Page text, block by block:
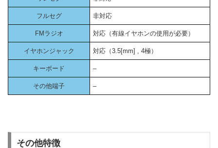
フルセグ 非対応
FMラジオ 対応（有線イヤホンの使用が必要）
イヤホンジャック 対応（3.5[mm] , 4極）
キーボード –
その他端子 –
その他特徴